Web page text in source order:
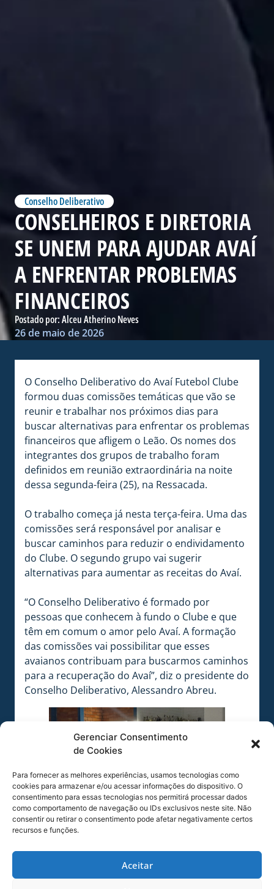
Gerenciar Consentimento
de Cookies
Para fornecer as melhores experiências, usamos tecnologias como
cookies para armazenar e/ou acessar informações do dispositivo. O
consentimento para essas tecnologias nos permitirá processar dados
como comportamento de navegação ou IDs exclusivos neste site. Não
consentir ou retirar o consentimento pode afetar negativamente certos
recursos e funções.
Aceitar
Conselho Deliberativo
CONSELHEIROS E DIRETORIA
SE UNEM PARA AJUDAR AVAÍ
A ENFRENTAR PROBLEMAS
FINANCEIROS
Postado por:Alceu Atherino Neves
26 de maio de 2026
O Conselho Deliberativo do Avaí Futebol Clube
formou duas comissões temáticas que vão se
reunir e trabalhar nos próximos dias para
buscar alternativas para enfrentar os problemas
financeiros que afligem o Leão. Os nomes dos
integrantes dos grupos de trabalho foram
definidos em reunião extraordinária na noite
dessa segunda-feira (25), na Ressacada.
O trabalho começa já nesta terça-feira. Uma das
comissões será responsável por analisar e
buscar caminhos para reduzir o endividamento
do Clube. O segundo grupo vai sugerir
alternativas para aumentar as receitas do Avaí.
“O Conselho Deliberativo é formado por
pessoas que conhecem à fundo o Clube e que
têm em comum o amor pelo Avaí. A formação
das comissões vai possibilitar que esses
avaianos contribuam para buscarmos caminhos
para a recuperação do Avaí”, diz o presidente do
Conselho Deliberativo, Alessandro Abreu.
COMPARTILHE ESSA NOTÍCIA